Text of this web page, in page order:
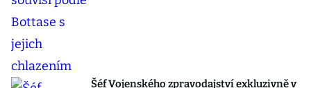
Šéf Vojenského zpravodajství exkluzivně v